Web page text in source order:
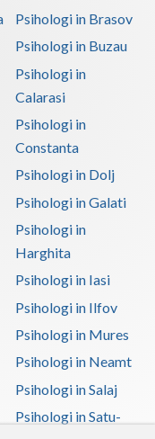
Psihologi in Brasov
Psihologi in Buzau
Psihologi in
Calarasi
Psihologi in
Constanta
Psihologi in Dolj
Psihologi in Galati
Psihologi in
Harghita
Psihologi in Iasi
Psihologi in Ilfov
Psihologi in Mures
Psihologi in Neamt
Psihologi in Salaj
Psihologi in Satu-